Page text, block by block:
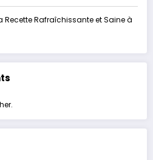
Recette Rafraîchissante et Saine à